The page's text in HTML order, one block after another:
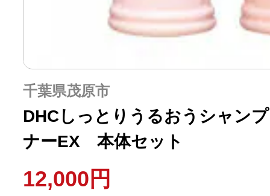
千葉県茂原市
DHCしっとりうるおうシャン
ナーEX 本体セット
12,000円